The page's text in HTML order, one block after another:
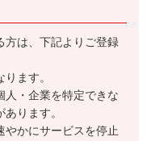
方は、下記よりご登録
ます。
人・企業を特定できな
ります。
やかにサービスを停止